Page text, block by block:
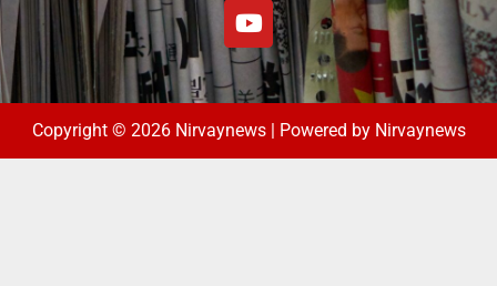
Copyright © 2026 Nirvaynews | Powered by Nirvaynews